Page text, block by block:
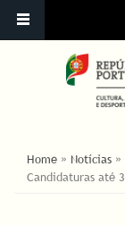
ESTÁ AQUI
Home » Notícias »
Candidaturas até